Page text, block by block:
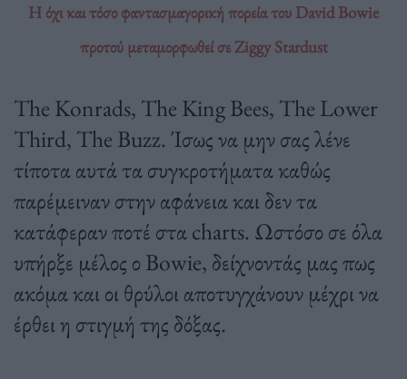
Η όχι και τόσο φαντασμαγορική πορεία του David Bowie
προτού μεταμορφωθεί σε Ziggy Stardust
The Konrads, The King Bees, The Lower
Third, The Buzz. Ίσως να μην σας λένε
τίποτα αυτά τα συγκροτήματα καθώς
παρέμειναν στην αφάνεια και δεν τα
κατάφεραν ποτέ στα charts. Ωστόσο σε όλα
υπήρξε μέλος ο Bowie, δείχνοντάς μας πως
ακόμα και οι θρύλοι αποτυγχάνουν μέχρι να
έρθει η στιγμή της δόξας.